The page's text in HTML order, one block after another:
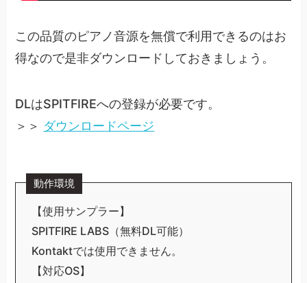
この品質のピアノ音源を無償で利用できるのはお
得なので是非ダウンロードしておきましょう。
DLはSPITFIREへの登録が必要です。
＞＞ ダウンロードページ
動作環境
【使用サンプラー】
SPITFIRE LABS（無料DL可能）
Kontaktでは使用できません。
【対応OS】